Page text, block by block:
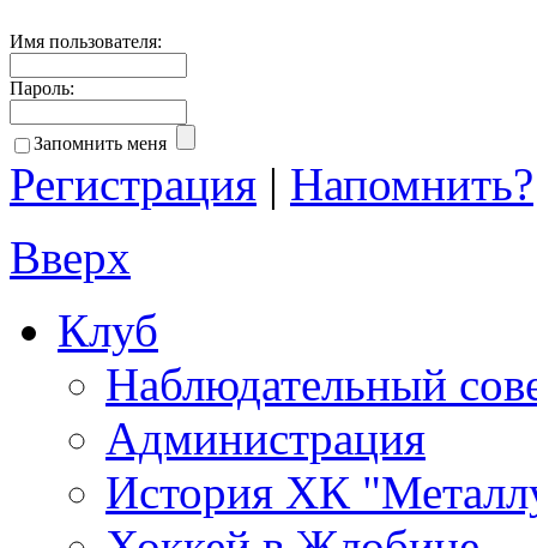
Имя пользователя:
Пароль:
Запомнить меня
Регистрация | Напомнить?
Вверх
Клуб
Наблюдательный
Администрация
История ХК